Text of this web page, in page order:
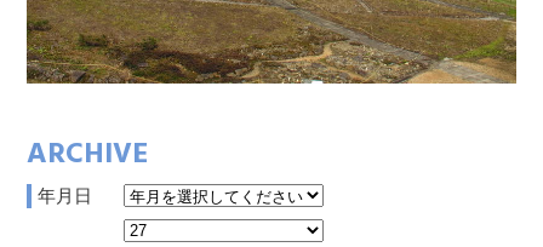
ARCHIVE
年月日